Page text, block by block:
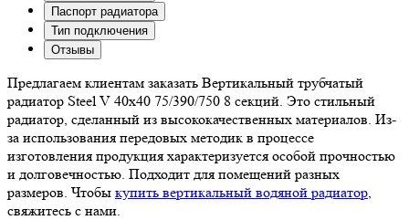
Паспорт радиатора
Тип подключения
Отзывы
Предлагаем клиентам заказать Вертикальный трубчатый
радиатор Steel V 40х40 75/390/750 8 секций. Это стильный
радиатор, сделанный из высококачественных материалов. Из-
за использования передовых методик в процессе
изготовления продукция характеризуется особой прочностью
и долговечностью. Подходит для помещений разных
размеров. Чтобы купить вертикальный водяной радиатор
свяжитесь с нами.